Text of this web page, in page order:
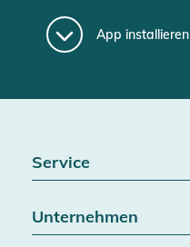
App installieren
Service
Batteriegesetz
Unternehmen